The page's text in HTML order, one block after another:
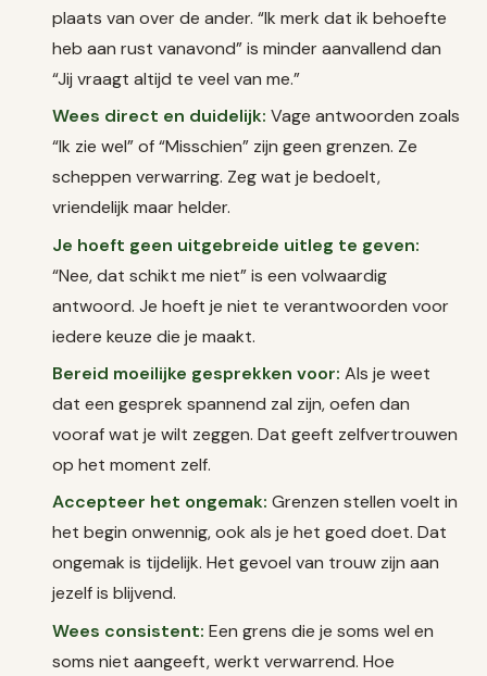
plaats van over de ander. “Ik merk dat ik behoefte
heb aan rust vanavond” is minder aanvallend dan
“Jij vraagt altijd te veel van me.”
Wees direct en duidelijk: Vage antwoorden zoals
“Ik zie wel” of “Misschien” zijn geen grenzen. Ze
scheppen verwarring. Zeg wat je bedoelt,
vriendelijk maar helder.
Je hoeft geen uitgebreide uitleg te geven:
“Nee, dat schikt me niet” is een volwaardig
antwoord. Je hoeft je niet te verantwoorden voor
iedere keuze die je maakt.
Bereid moeilijke gesprekken voor: Als je weet
dat een gesprek spannend zal zijn, oefen dan
vooraf wat je wilt zeggen. Dat geeft zelfvertrouwen
op het moment zelf.
Accepteer het ongemak: Grenzen stellen voelt in
het begin onwennig, ook als je het goed doet. Dat
ongemak is tijdelijk. Het gevoel van trouw zijn aan
jezelf is blijvend.
Wees consistent: Een grens die je soms wel en
soms niet aangeeft, werkt verwarrend. Hoe